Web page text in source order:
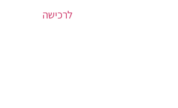
לרכישה